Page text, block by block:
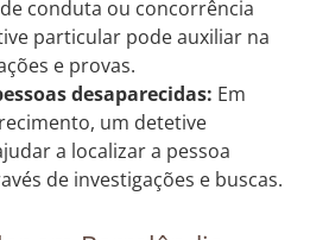
conduta ou concorrência
particular pode auxiliar na
e provas.
desaparecidas: Em
um detetive
a localizar a pessoa
de investigações e buscas.